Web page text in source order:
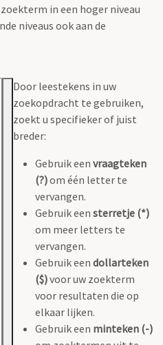
in een hoger niveau
niveaus ook aan de
Door leestekens in uw
zoekopdracht te gebruiken,
zoekt u specifieker of juist
breder:
Gebruik een vraagteken
(?)om één letter te
vervangen.
Gebruik een sterretje (*)
om meer letters te
vervangen.
Gebruik een dollarteken
($)voor uw zoekterm
voor resultaten die op
elkaar lijken.
Gebruik een minteken (-)